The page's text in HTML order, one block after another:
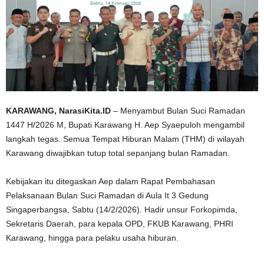
KARAWANG, NarasiKita.ID – Menyambut Bulan Suci Ramadan
1447 H/2026 M, Bupati Karawang H. Aep Syaepuloh mengambil
langkah tegas. Semua Tempat Hiburan Malam (THM) di wilayah
Karawang diwajibkan tutup total sepanjang bulan Ramadan.
Kebijakan itu ditegaskan Aep dalam Rapat Pembahasan
Pelaksanaan Bulan Suci Ramadan di Aula It 3 Gedung
Singaperbangsa, Sabtu (14/2/2026). Hadir unsur Forkopimda,
Sekretaris Daerah, para kepala OPD, FKUB Karawang, PHRI
Karawang, hingga para pelaku usaha hiburan.